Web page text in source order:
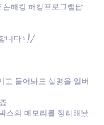
해킹 해킹프로그램팝
니다⭐⎠╱
고 물어봐도 설명을 얼버
스의 메모리를 정리해놨